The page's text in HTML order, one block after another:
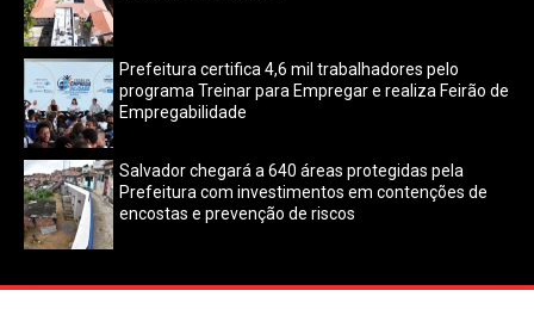
Prefeitura certifica 4,6 mil trabalhadores pelo
programa Treinar para Empregar e realiza Feirão de
Empregabilidade
Salvador chegará a 640 áreas protegidas pela
Prefeitura com investimentos em contenções de
encostas e prevenção de riscos